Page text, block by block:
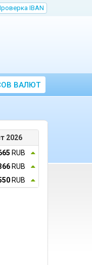
IBAN
ВАЛЮТ
2026
RUB
RUB
RUB